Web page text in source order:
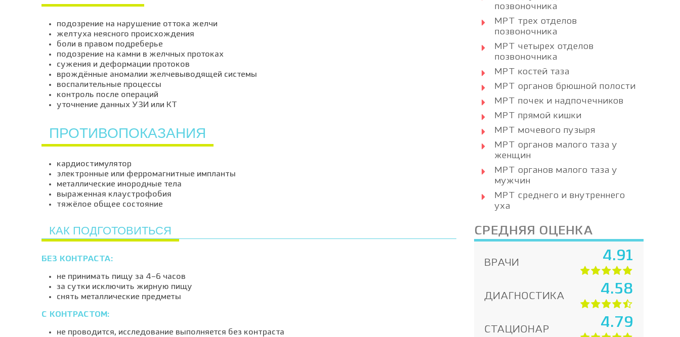
подозрение на нарушение оттока желчи
желтуха неясного происхождения
боли в правом подреберье
подозрение на камни в желчных протоках
сужения и деформации протоков
врождённые аномалии желчевыводящей системы
воспалительные процессы
контроль после операций
уточнение данных УЗИ или КТ
ПРОТИВОПОКАЗАНИЯ
кардиостимулятор
электронные или ферромагнитные импланты
металлические инородные тела
выраженная клаустрофобия
тяжёлое общее состояние
КАК ПОДГОТОВИТЬСЯ
БЕЗ КОНТРАСТА:
не принимать пищу за 4–6 часов
за сутки исключить жирную пищу
снять металлические предметы
С КОНТРАСТОМ:
не проводится, исследование выполняется без контраста
позвоночника
МРТ трех отделов
позвоночника
МРТ четырех отделов
позвоночника
МРТ костей таза
МРТ органов брюшной полости
МРТ почек и надпочечников
МРТ прямой кишки
МРТ мочевого пузыря
МРТ органов малого таза у
женщин
МРТ органов малого таза у
мужчин
МРТ среднего и внутреннего
уха
СРЕДНЯЯ ОЦЕНКА
ВРАЧИ 4.91
ДИАГНОСТИКА 4.58
СТАЦИОНАР 4.79